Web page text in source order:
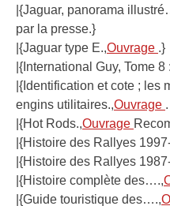
|{Jaguar, panorama
par la presse.}
|{Jaguar type E.,Ouvrage .}
|{International Guy, Tome 8
|{Identification et cote ; les
engins utilitaires.,Ouvrage
|{Hot Rods.,Ouvrage
|{Histoire des Rallyes
|{Histoire des Rallyes
|{Histoire complète des….,
|{Guide touristique des….,